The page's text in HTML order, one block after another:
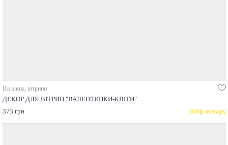
На вікна, вітрини
ДЕКОР ДЛЯ ВІТРИН "ВАЛЕНТИНКИ-КВІТИ"
373 грн
Вибір кольору